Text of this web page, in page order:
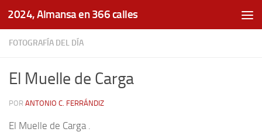
Saltar al contenido
2024, Almansa en 366 calles
FOTOGRAFÍA DEL DÍA
El Muelle de Carga
POR ANTONIO C. FERRÁNDIZ
El Muelle de Carga .